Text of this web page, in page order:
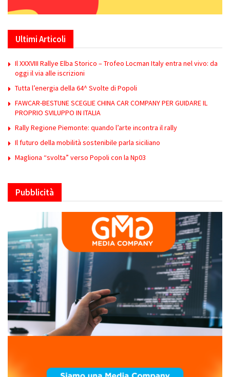
Ultimi Articoli
Il XXXVIII Rallye Elba Storico – Trofeo Locman Italy entra nel vivo: da
oggi il via alle iscrizioni
Tutta l’energia della 64^ Svolte di Popoli
FAWCAR-BESTUNE SCEGLIE CHINA CAR COMPANY PER GUIDARE IL
PROPRIO SVILUPPO IN ITALIA
Rally Regione Piemonte: quando l’arte incontra il rally
Il futuro della mobilità sostenibile parla siciliano
Magliona “svolta” verso Popoli con la Np03
Pubblicità